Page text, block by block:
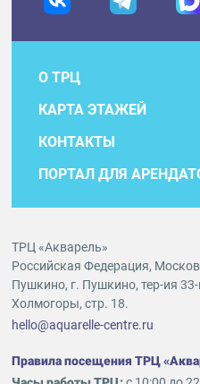
О ТРЦ
КАРТА ЭТАЖЕЙ
КОНТАКТЫ
ПОРТАЛ ДЛЯ
ТРЦ «Акварель»
Российская Федерация,
Пушкино, г. Пушкино, тер-ия
Холмогоры, стр. 18.
hello@aquarelle-centre.ru
Правила посещения ТРЦ